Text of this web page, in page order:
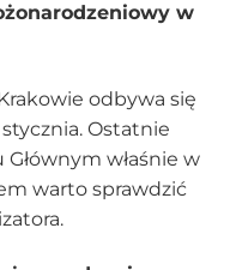
w
odbywa się
Ostatnie
właśnie w
warto sprawdzić